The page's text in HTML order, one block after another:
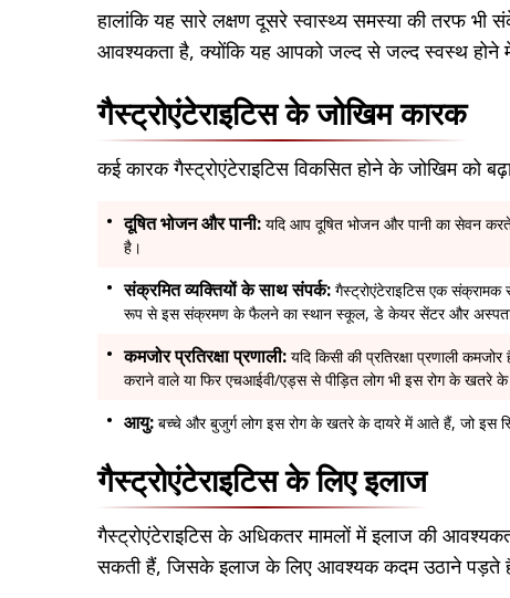
हालांकि यह सारे लक्षण दूसरे स्वास्थ्य समस्या की तरफ
आवश्यकता है, क्योंकि यह आपको जल्द से जल्द स्वस्थ
गैस्ट्रोएंटेराइटिस के जोखिम कारक
कई कारक गैस्ट्रोएंटेराइटिस विकसित होने के जोखिम को
दूषित भोजन और पानी: यदि आप दूषित भोजन और पानी का सेवन
है।
संक्रमित व्यक्तियों के साथ संपर्क: गैस्ट्रोएंटेराइटिस एक
रूप से इस संक्रमण के फैलने का स्थान स्कूल, डे केयर सेंटर और
कमजोर प्रतिरक्षा प्रणाली: यदि किसी की प्रतिरक्षा प्रणाली
कराने वाले या फिर एचआईवी/एड्स से पीड़ित लोग भी इस रोग के खतरे
आयु: बच्चे और बुजुर्ग लोग इस रोग के खतरे के दायरे में आते हैं, जो इस
गैस्ट्रोएंटेराइटिस के लिए इलाज
गैस्ट्रोएंटेराइटिस के अधिकतर मामलों में इलाज की
सकती हैं, जिसके इलाज के लिए आवश्यक कदम उठाने पड़ते